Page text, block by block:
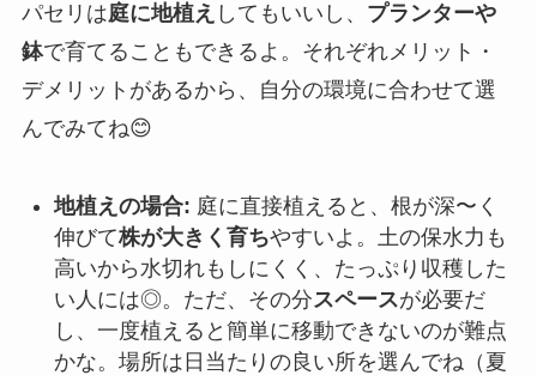
パセリは庭に地植え してもいいし、 プランターや
鉢で育てることもできるよ。それぞれメリット・
デメリットがあるから、自分の環境に合わせて選
んでみてね😊
地植えの場合: 庭に直接植えると、根が深〜く
伸びて株が大きく育ちやすいよ。土の保水力も
高いから水切れもしにくく、たっぷり収穫した
い人には◎。ただ、その分スペースが必要だ
し、一度植えると簡単に移動できないのが難点
かな。場所は日当たりの良い所を選んでね（夏